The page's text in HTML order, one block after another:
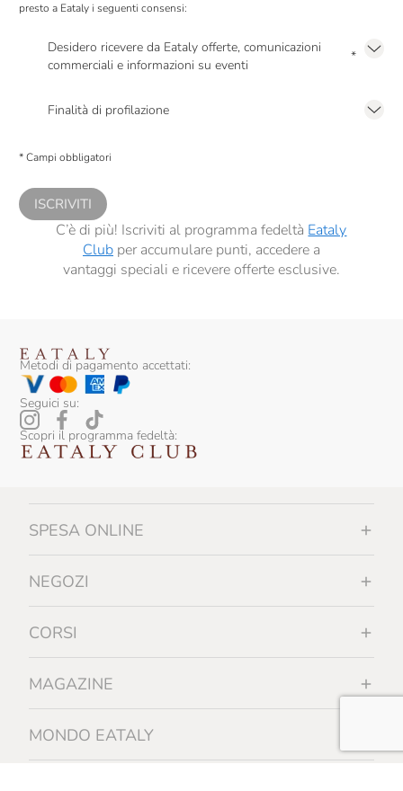
presto a Eataly i seguenti consensi:
Desidero ricevere da Eataly offerte, comunicazioni
commerciali e informazioni su eventi
*
Finalità di profilazione
comunicazioni commerciali personalizzate, in caso di consenso prestato ai
* Campi obbligatori
ISCRIVITI
C’è di più! Iscriviti al programma fedeltàEataly
Clubper accumulare punti, accedere a
vantaggi speciali e ricevere offerte esclusive.
Metodi di pagamento accettati:
Seguici su:
Scopri il programma fedeltà:
SPESA ONLINE
NEGOZI
CORSI
MAGAZINE
MONDO EATALY